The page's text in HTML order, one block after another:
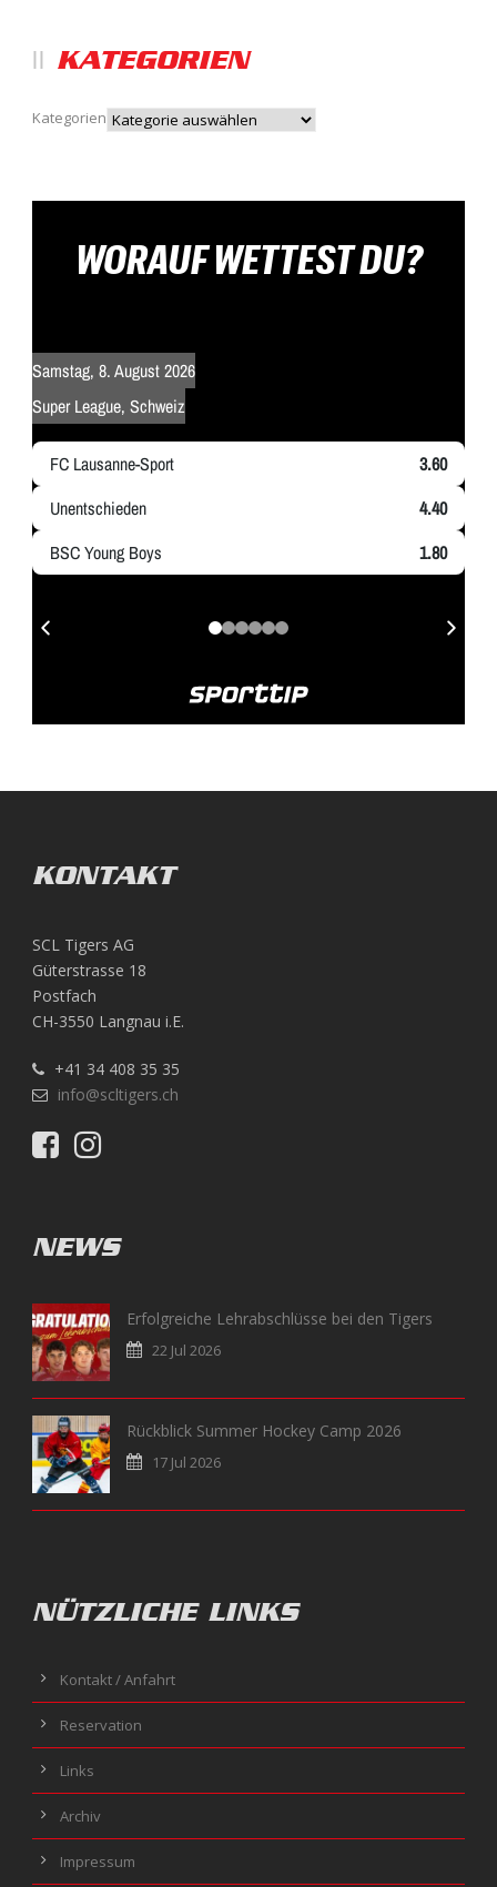
KATEGORIEN
Kategorien
KONTAKT
SCL Tigers AG
Güterstrasse 18
Postfach
CH-3550 Langnau i.E.
+41 34 408 35 35
info@scltigers.ch
NEWS
Erfolgreiche Lehrabschlüsse bei den Tigers
22 Jul 2026
Rückblick Summer Hockey Camp 2026
17 Jul 2026
NÜTZLICHE LINKS
Kontakt / Anfahrt
Reservation
Links
Archiv
Impressum